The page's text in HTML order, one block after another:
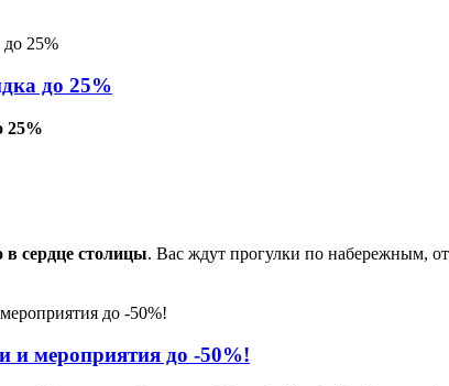
до 25%
25%
в сердце столицы. Вас ждут прогулки по набережным,
и мероприятия до -50%!